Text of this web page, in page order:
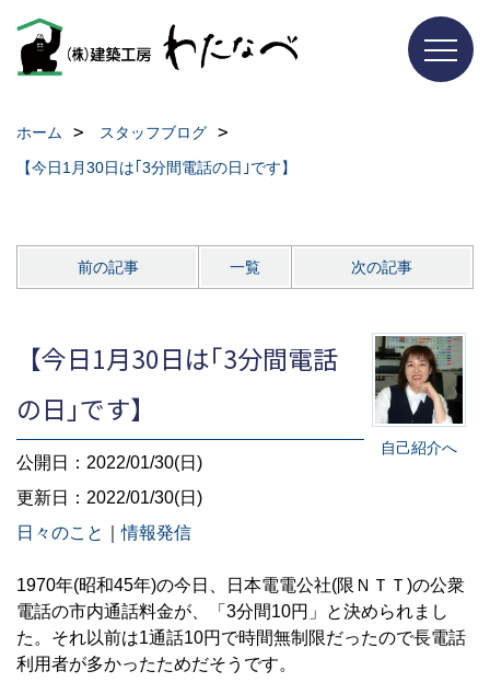
ホーム
スタッフブログ
【今日1月30日は｢3分間電話の日｣です】
前の記事 一覧 次の記事
自己紹介へ
【今日1月30日は｢3分間電話
の日｣です】
公開日：2022/01/30(日)
更新日：2022/01/30(日)
日々のこと
｜情報発信
1970年(昭和45年)の今日、日本電電公社(限ＮＴＴ)の公衆
電話の市内通話料金が、「3分間10円」と決められまし
た。それ以前は1通話10円で時間無制限だったので長電話
利用者が多かったためだそうです。